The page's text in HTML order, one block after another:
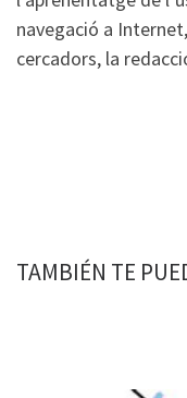
navegació a
cercadors, la
TAMBIÉN TE